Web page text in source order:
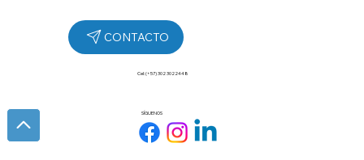
SÍGUENOS
Cel: (+57) 302 3022448